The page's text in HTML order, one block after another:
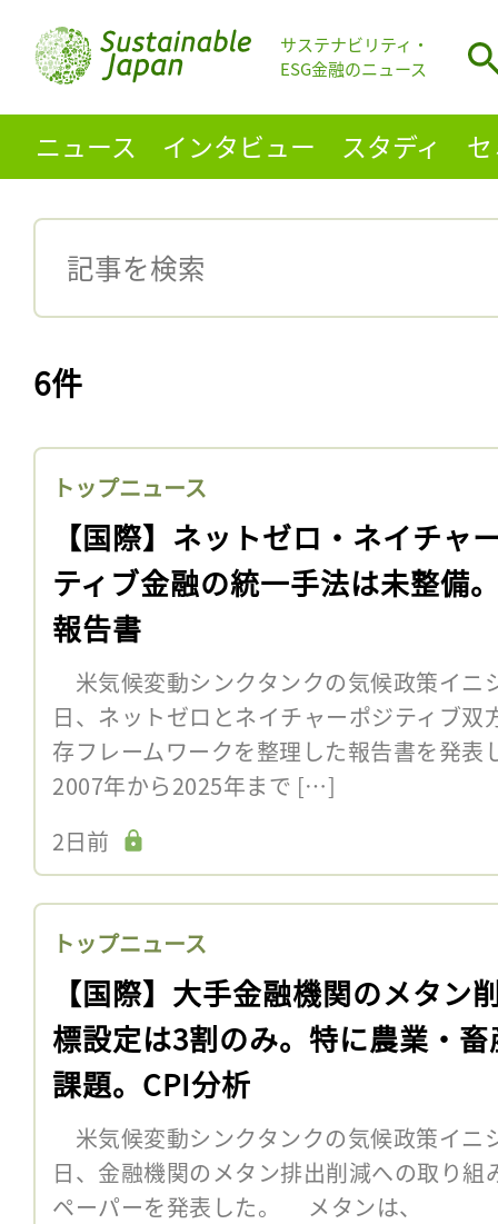
サステナビリティ・
ESG金融のニュース
ニュース インタビュー スタディ
6件
トップニュース
【国際】ネットゼロ・ネイチャ
ティブ金融の統一手法は未整備
報告書
米気候変動シンクタンクの気候政策イニ
日、ネットゼロとネイチャーポジティブ
存フレームワークを整理した報告書を発
2007年から2025年まで […]
2日前
トップニュース
【国際】大手金融機関のメタン
標設定は3割のみ。特に農業・畜
課題。CPI分析
米気候変動シンクタンクの気候政策イニ
日、金融機関のメタン排出削減への取り
ペーパーを発表した。 メタンは、